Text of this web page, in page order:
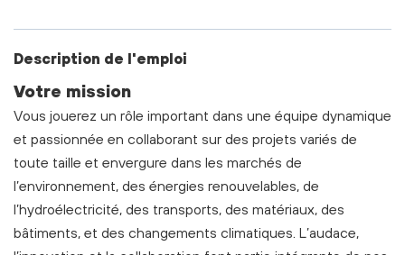
Description de l'emploi
Votre mission
Vous jouerez un rôle important dans une équipe dynamique
et passionnée en collaborant sur des projets variés de
toute taille et envergure dans les marchés de
l’environnement, des énergies renouvelables, de
l’hydroélectricité, des transports, des matériaux, des
bâtiments, et des changements climatiques. L’audace,